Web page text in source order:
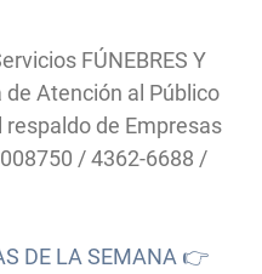
FÚNEBRES Y
de Atención al Público
respaldo de Empresas
/ 4362-6688 /
DE LA SEMANA 👉